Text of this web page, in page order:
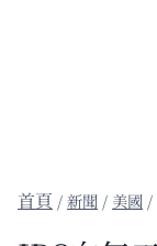
/新聞 / 美國 /